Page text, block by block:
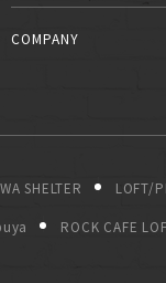
COMPANY
SHELTER LOFT/
ROCK CAFE